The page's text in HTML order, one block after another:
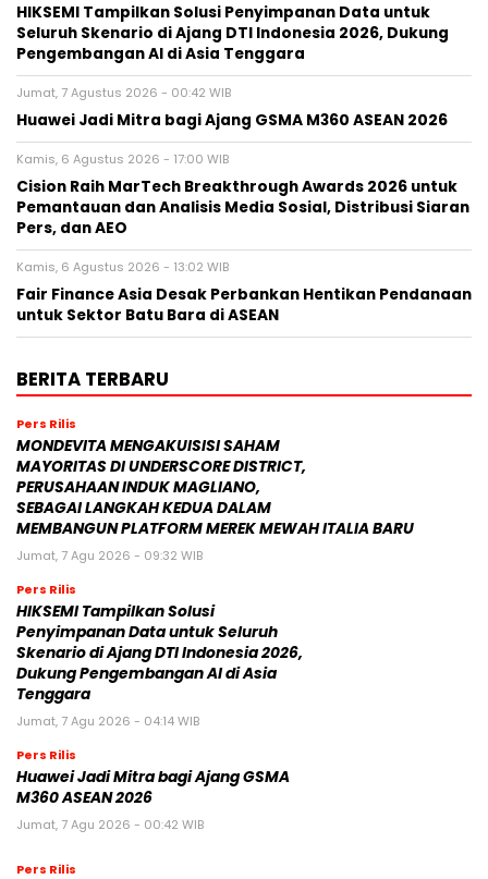
HIKSEMI Tampilkan Solusi Penyimpanan Data untuk
Seluruh Skenario di Ajang DTI Indonesia 2026, Dukung
Pengembangan AI di Asia Tenggara
Jumat, 7 Agustus 2026 - 00:42 WIB
Huawei Jadi Mitra bagi Ajang GSMA M360 ASEAN 2026
Kamis, 6 Agustus 2026 - 17:00 WIB
Cision Raih MarTech Breakthrough Awards 2026 untuk
Pemantauan dan Analisis Media Sosial, Distribusi Siaran
Pers, dan AEO
Kamis, 6 Agustus 2026 - 13:02 WIB
Fair Finance Asia Desak Perbankan Hentikan Pendanaan
untuk Sektor Batu Bara di ASEAN
BERITA TERBARU
Pers Rilis
MONDEVITA MENGAKUISISI SAHAM
MAYORITAS DI UNDERSCORE DISTRICT,
PERUSAHAAN INDUK MAGLIANO,
SEBAGAI LANGKAH KEDUA DALAM
MEMBANGUN PLATFORM MEREK MEWAH ITALIA BARU
Jumat, 7 Agu 2026 - 09:32 WIB
Pers Rilis
HIKSEMI Tampilkan Solusi
Penyimpanan Data untuk Seluruh
Skenario di Ajang DTI Indonesia 2026,
Dukung Pengembangan AI di Asia
Tenggara
Jumat, 7 Agu 2026 - 04:14 WIB
Pers Rilis
Huawei Jadi Mitra bagi Ajang GSMA
M360 ASEAN 2026
Jumat, 7 Agu 2026 - 00:42 WIB
Pers Rilis